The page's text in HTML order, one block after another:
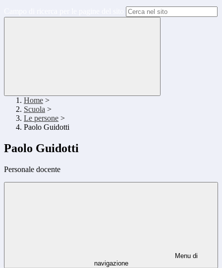
Home >
Scuola >
Le persone >
Paolo Guidotti
Paolo Guidotti
Personale docente
Menu di
navigazione